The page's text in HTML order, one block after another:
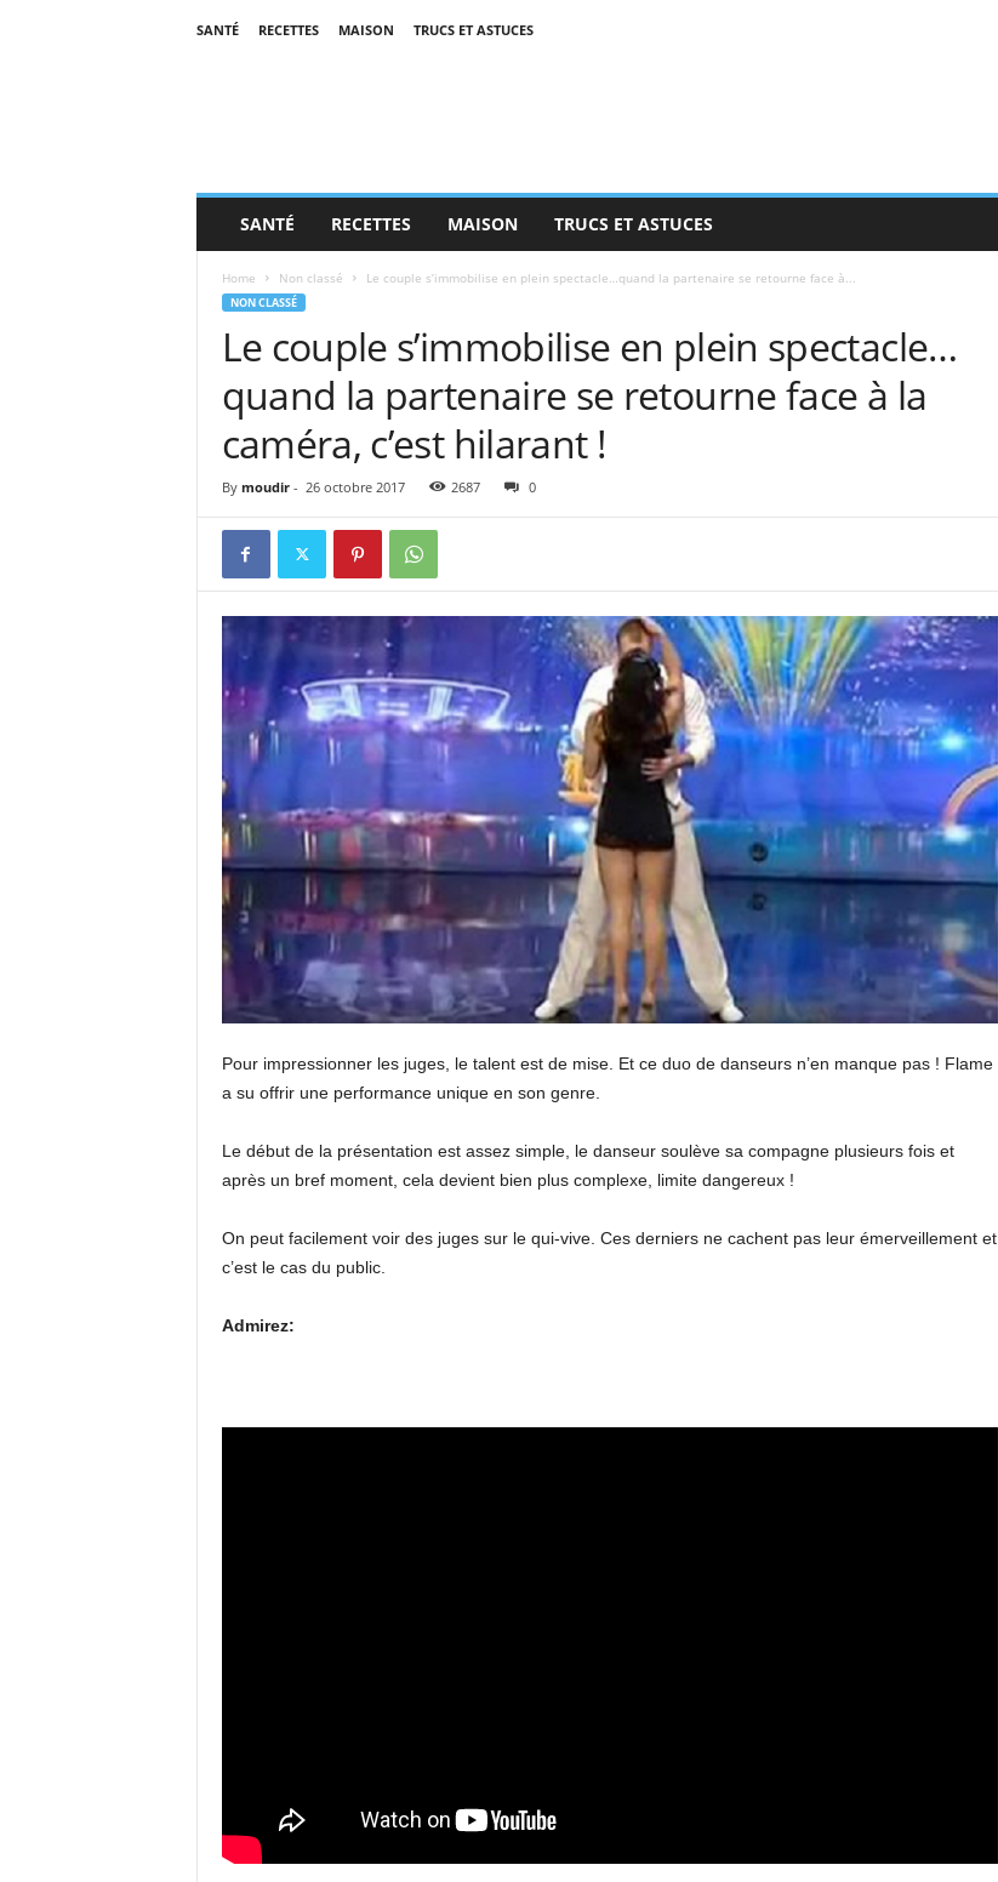
SANTÉ RECETTES MAISON TRUCS ET ASTUCES
SANTÉ RECETTES MAISON TRUCS ET ASTUCES
Home Non classé Le couple s’immobilise en plein spectacle…quand la partenaire se retourne face à...
NON CLASSÉ
Le couple s’immobilise en plein spectacle…
quand la partenaire se retourne face à la
caméra, c’est hilarant !
By moudir- 26 octobre 2017 2687 0
Pour impressionner les juges, le talent est de mise. Et ce duo de danseurs n’en manque pas ! Flame
a su offrir une performance unique en son genre.
Le début de la présentation est assez simple, le danseur soulève sa compagne plusieurs fois et
après un bref moment, cela devient bien plus complexe, limite dangereux !
On peut facilement voir des juges sur le qui-vive. Ces derniers ne cachent pas leur émerveillement et
c’est le cas du public.
Admirez: